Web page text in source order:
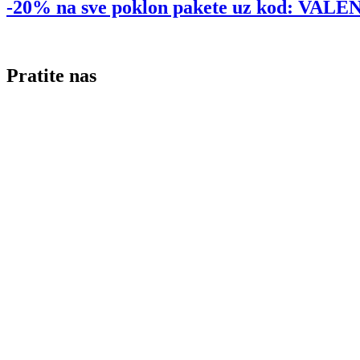
-20% na sve poklon pakete uz kod:
Pratite nas